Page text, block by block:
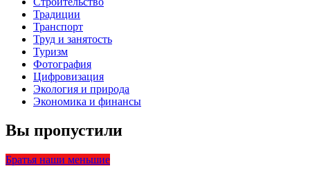
Традиции
Транспорт
Труд и занятость
Туризм
Фотография
Цифровизация
Экология и природа
Экономика и финансы
Вы пропустили
Братья наши меньшие